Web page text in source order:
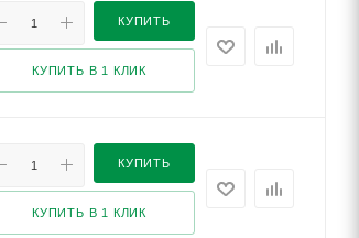
КУПИТЬ
КУПИТЬ В 1 КЛИК
КУПИТЬ
КУПИТЬ В 1 КЛИК